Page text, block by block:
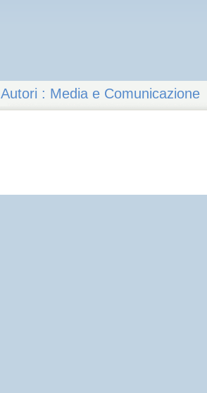
Autori : Media e Comunicazione